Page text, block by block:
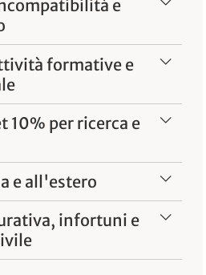
e
formative e
10% per ricerca e
e all'estero
infortuni e